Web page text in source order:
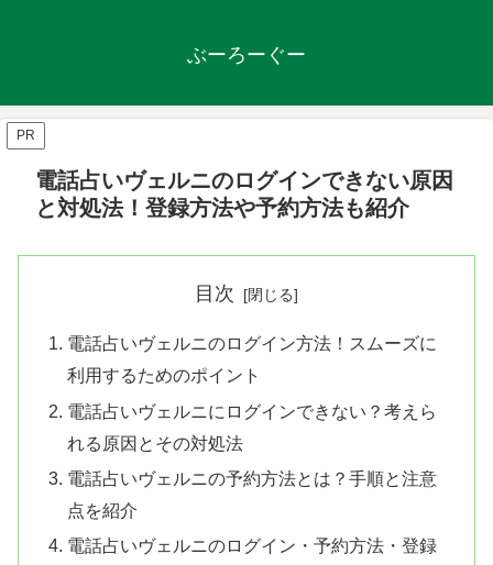
ぶーろーぐー
PR
電話占いヴェルニのログインできない原因
と対処法！登録方法や予約方法も紹介
目次
電話占いヴェルニのログイン方法！スムーズに
利用するためのポイント
電話占いヴェルニにログインできない？考えら
れる原因とその対処法
電話占いヴェルニの予約方法とは？手順と注意
点を紹介
電話占いヴェルニのログイン・予約方法・登録